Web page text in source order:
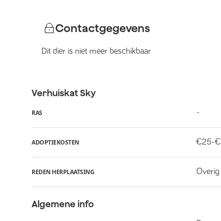
Contactgegevens
Dit dier is niet meer beschikbaar
VerhuiskatSky
RAS -
ADOPTIEKOSTEN €25-
REDEN HERPLAATSING Overig
Algemene info